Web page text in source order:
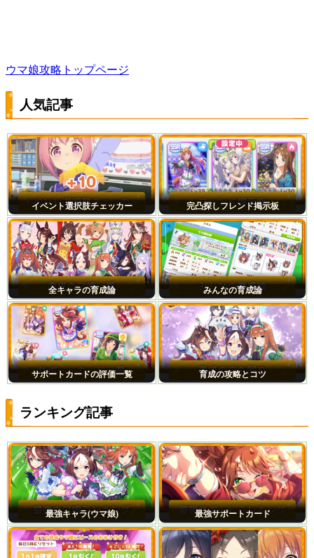
ウマ娘攻略トップページ
人気記事
イベント選択肢チェッカー 完凸探しフレンド掲示板
全キャラの育成論 みんなの育成論
サポートカードの評価一覧 育成の攻略とコツ
ランキング記事
最強キャラ(ウマ娘) 最強サポートカード